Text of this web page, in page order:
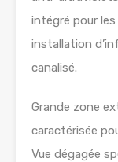
intégré pour les
installation
canalisé.
Grande zone
caractérisée
Vue dégagée